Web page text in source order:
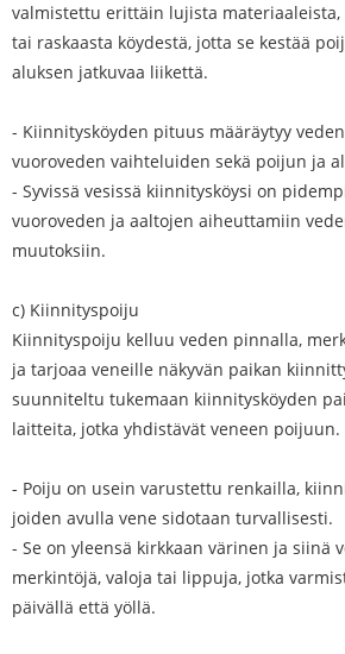
valmistettu erittäin lujista materiaaleista,
tai raskaasta köydestä, jotta se kestää
aluksen jatkuvaa liikettä.
- Kiinnitysköyden pituus määräytyy
vuoroveden vaihteluiden sekä poijun ja
- Syvissä vesissä kiinnitysköysi on
vuoroveden ja aaltojen aiheuttamiin
muutoksiin.
c) Kiinnityspoiju
Kiinnityspoiju kelluu veden pinnalla,
ja tarjoaa veneille näkyvän paikan
suunniteltu tukemaan kiinnitysköyden
laitteita, jotka yhdistävät veneen poijuun.
- Poiju on usein varustettu renkailla,
joiden avulla vene sidotaan turvallisesti.
- Se on yleensä kirkkaan värinen ja siinä
merkintöjä, valoja tai lippuja, jotka
päivällä että yöllä.